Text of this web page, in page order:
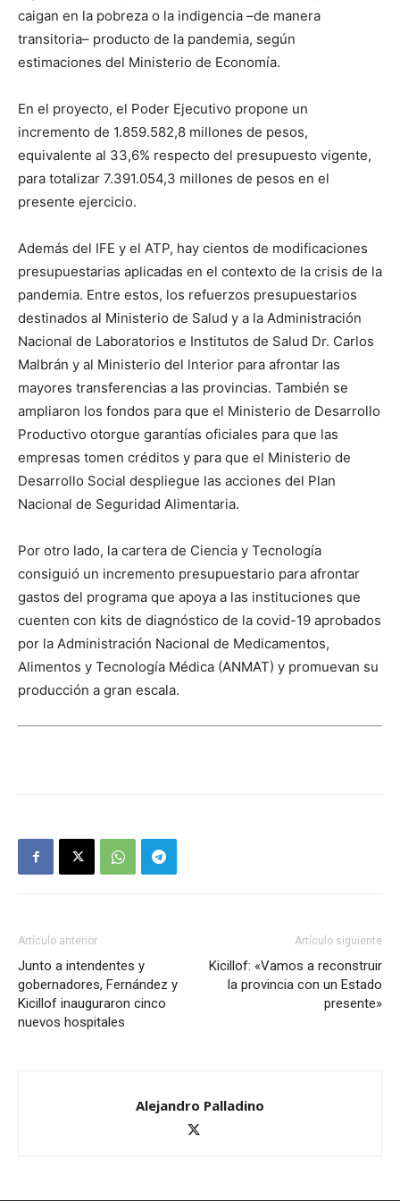
caigan en la pobreza o la indigencia –de manera
transitoria– producto de la pandemia, según
estimaciones del Ministerio de Economía.
En el proyecto, el Poder Ejecutivo propone un
incremento de 1.859.582,8 millones de pesos,
equivalente al 33,6% respecto del presupuesto vigente,
para totalizar 7.391.054,3 millones de pesos en el
presente ejercicio.
Además del IFE y el ATP, hay cientos de modificaciones
presupuestarias aplicadas en el contexto de la crisis de la
pandemia. Entre estos, los refuerzos presupuestarios
destinados al Ministerio de Salud y a la Administración
Nacional de Laboratorios e Institutos de Salud Dr. Carlos
Malbrán y al Ministerio del lnterior para afrontar las
mayores transferencias a las provincias. También se
ampliaron los fondos para que el Ministerio de Desarrollo
Productivo otorgue garantías oficiales para que las
empresas tomen créditos y para que el Ministerio de
Desarrollo Social despliegue las acciones del Plan
Nacional de Seguridad Alimentaria.
Por otro lado, la cartera de Ciencia y Tecnología
consiguió un incremento presupuestario para afrontar
gastos del programa que apoya a las instituciones que
cuenten con kits de diagnóstico de la covid-19 aprobados
por la Administración Nacional de Medicamentos,
Alimentos y Tecnología Médica (ANMAT) y promuevan su
producción a gran escala.
Artículo anterior
Junto a intendentes y
gobernadores, Fernández y
Kicillof inauguraron cinco
nuevos hospitales
Artículo siguiente
Kicillof: «Vamos a reconstruir
la provincia con un Estado
presente»
Alejandro Palladino